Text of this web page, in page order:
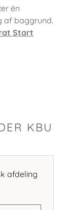
én
af baggrund.
Start
KBU
afdeling